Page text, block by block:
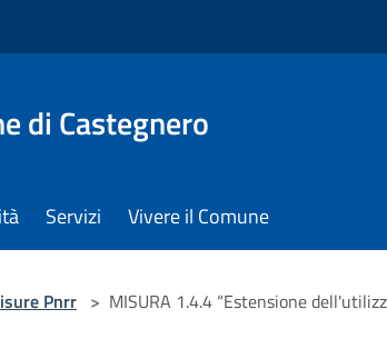
di Castegnero
Servizi Vivere il Comune
Pnrr > MISURA 1.4.4 “Estensione